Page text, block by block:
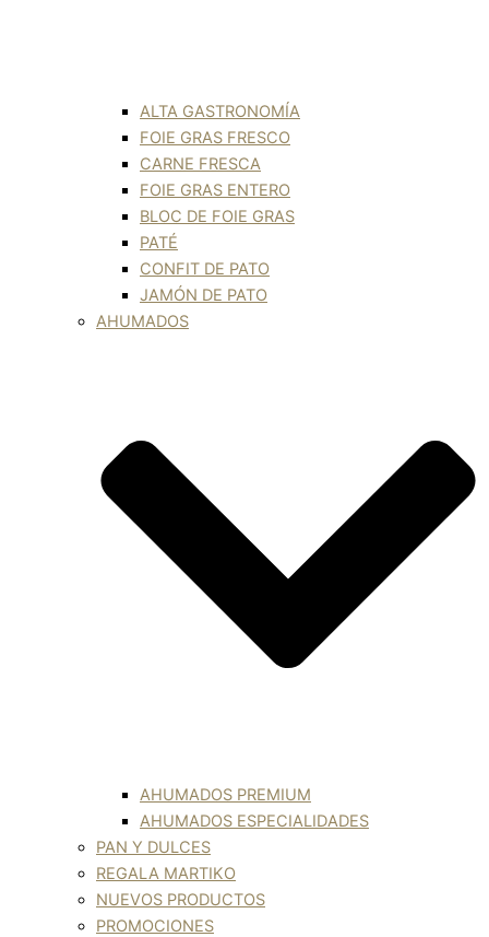
ALTA GASTRONOMÍA
FOIE GRAS FRESCO
CARNE FRESCA
FOIE GRAS ENTERO
BLOC DE FOIE GRAS
PATÉ
CONFIT DE PATO
JAMÓN DE PATO
AHUMADOS
AHUMADOS PREMIUM
AHUMADOS ESPECIALIDADES
PAN Y DULCES
REGALA MARTIKO
NUEVOS PRODUCTOS
PROMOCIONES